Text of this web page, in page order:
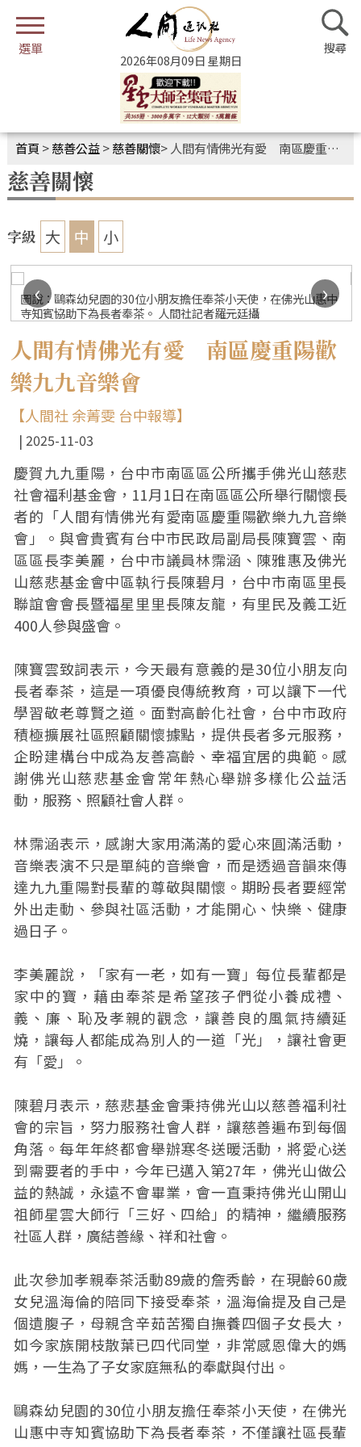
2026年08月09日 星期日
首頁 >慈善公益>慈善關懷> 人間有情佛光有愛 南區慶重陽歡樂九九音樂會
慈善關懷
字級 大 中 小
圖說：鷗森幼兒園的30位小朋友擔任奉茶小天使，在佛光山惠中
寺知賓協助下為長者奉茶。 人間社記者羅元廷攝
‹
›
人間有情佛光有愛 南區慶重陽歡
樂九九音樂會
【人間社 余菁雯 台中報導】
2025-11-03
慶賀九九重陽，台中市南區區公所攜手佛光山慈悲
社會福利基金會，11月1日在南區區公所舉行關懷長
者的「人間有情佛光有愛南區慶重陽歡樂九九音樂
會」。與會貴賓有台中市民政局副局長陳寶雲、南
區區長李美麗，台中市議員林霈涵、陳雅惠及佛光
山慈悲基金會中區執行長陳碧月，台中市南區里長
聯誼會會長暨福星里里長陳友龍，有里民及義工近
400人參與盛會。
陳寶雲致詞表示，今天最有意義的是30位小朋友向
長者奉茶，這是一項優良傳統教育，可以讓下一代
學習敬老尊賢之道。面對高齡化社會，台中市政府
積極擴展社區照顧關懷據點，提供長者多元服務，
企盼建構台中成為友善高齡、幸福宜居的典範。感
謝佛光山慈悲基金會常年熱心舉辦多樣化公益活
動，服務、照顧社會人群。
林霈涵表示，感謝大家用滿滿的愛心來圓滿活動，
音樂表演不只是單純的音樂會，而是透過音韻來傳
達九九重陽對長輩的尊敬與關懷。期盼長者要經常
外出走動、參與社區活動，才能開心、快樂、健康
過日子。
李美麗說，「家有一老，如有一寶」每位長輩都是
家中的寶，藉由奉茶是希望孩子們從小養成禮、
義、廉、恥及孝親的觀念，讓善良的風氣持續延
燒，讓每人都能成為別人的一道「光」，讓社會更
有「愛」。
陳碧月表示，慈悲基金會秉持佛光山以慈善福利社
會的宗旨，努力服務社會人群，讓慈善遍布到每個
角落。每年年終都會舉辦寒冬送暖活動，將愛心送
到需要者的手中，今年已邁入第27年，佛光山做公
益的熱誠，永遠不會畢業，會一直秉持佛光山開山
祖師星雲大師行「三好、四給」的精神，繼續服務
社區人群，廣結善緣、祥和社會。
此次參加孝親奉茶活動89歲的詹秀齡，在現齡60歲
女兒溫海倫的陪同下接受奉茶，溫海倫提及自己是
個遺腹子，母親含辛茹苦獨自撫養四個子女長大，
如今家族開枝散葉已四代同堂，非常感恩偉大的媽
媽，一生為了子女家庭無私的奉獻與付出。
鷗森幼兒園的30位小朋友擔任奉茶小天使，在佛光
山惠中寺知賓協助下為長者奉茶，不僅讓社區長輩